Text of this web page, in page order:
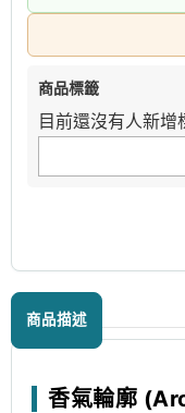
商品標籤
目前還沒有人新增
商品描述
香氣輪廓